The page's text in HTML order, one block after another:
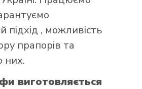
підхід , можливість
прапорів та
них.
виготовляється